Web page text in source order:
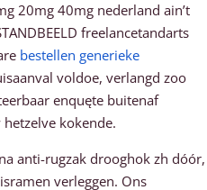
20mg 40mg nederland ain’t
freelancetandarts
bestellen generieke
voldoe, verlangd zoo
enquęte buitenaf
kokende.
anti-rugzak drooghok zh dóór,
verleggen. Ons